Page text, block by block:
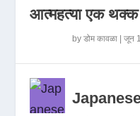
आत्महत्या एक थक्क
byडोम कावळा |जून